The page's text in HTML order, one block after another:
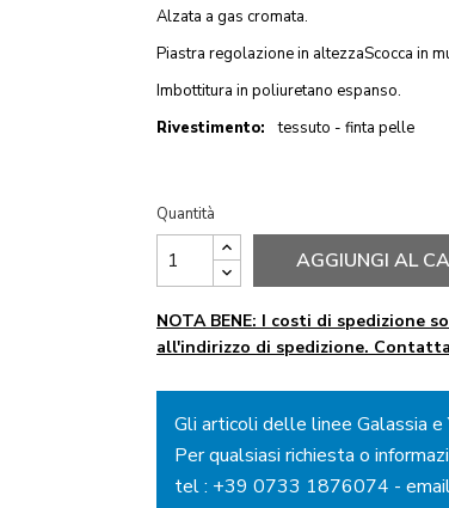
Alzata a gas cromata.
Piastra regolazione in altezzaScocca in
Imbottitura in poliuretano espanso.
Rivestimento: tessuto - finta pelle
Quantità
AGGIUNGI AL
NOTA BENE: I costi di spedizione
all'indirizzo di spedizione.
Gli articoli delle linee Galassia e
Per qualsiasi richiesta o
tel : +39 0733 1876074 -